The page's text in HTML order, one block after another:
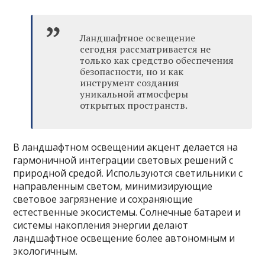
Ландшафтное освещение
сегодня рассматривается не
только как средство обеспечения
безопасности, но и как
инструмент создания
уникальной атмосферы
открытых пространств.
В ландшафтном освещении акцент делается на
гармоничной интеграции световых решений с
природной средой. Используются светильники с
направленным светом, минимизирующие
световое загрязнение и сохраняющие
естественные экосистемы. Солнечные батареи и
системы накопления энергии делают
ландшафтное освещение более автономным и
экологичным.